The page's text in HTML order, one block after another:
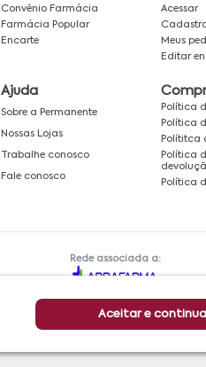
Aceitar e
Convênio Farmácia
Farmácia Popular
Encarte
Acessar
Meus
Editar
Ajuda
Sobre a Permanente
Nossas Lojas
Trabalhe conosco
Fale conosco
Política
Política
Polítitca
Política
Política
Rede associada a: